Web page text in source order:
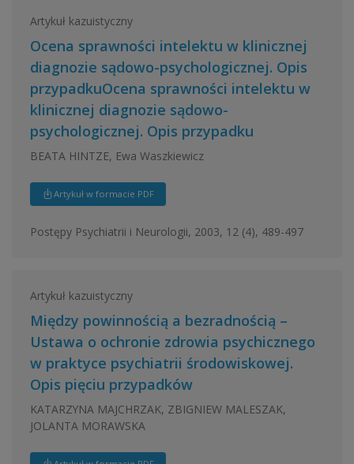
Artykuł kazuistyczny
Ocena sprawności intelektu w klinicznej
diagnozie sądowo-psychologicznej. Opis
przypadkuOcena sprawności intelektu w
klinicznej diagnozie sądowo-
psychologicznej. Opis przypadku
BEATA HINTZE, Ewa Waszkiewicz
Artykuł w formacie PDF
Postępy Psychiatrii i Neurologii, 2003, 12 (4), 489-497
Artykuł kazuistyczny
Między powinnością a bezradnością –
Ustawa o ochronie zdrowia psychicznego
w praktyce psychiatrii środowiskowej.
Opis pięciu przypadków
KATARZYNA MAJCHRZAK, ZBIGNIEW MALESZAK,
JOLANTA MORAWSKA